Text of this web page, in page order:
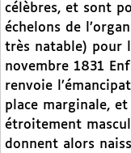
célèbres, et sont
échelons de
très natable) pour
novembre 1831
renvoie
place marginale, et
étroitement
donnent alors